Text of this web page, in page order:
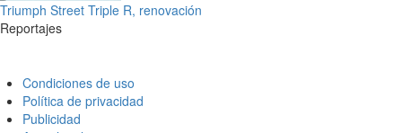
Triumph Street Triple R, renovación
Reportajes
Condiciones de uso
Política de privacidad
Publicidad